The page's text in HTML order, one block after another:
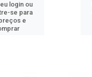
login ou
se para
e